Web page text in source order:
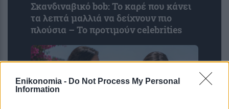
Enikonomia - Do Not Process My Personal
Information
Σκανδιναβικό bob: Το καρέ που κάνει
τα λεπτά μαλλιά να δείχνουν πιο
πλούσια – Το προτιμούν celebrities